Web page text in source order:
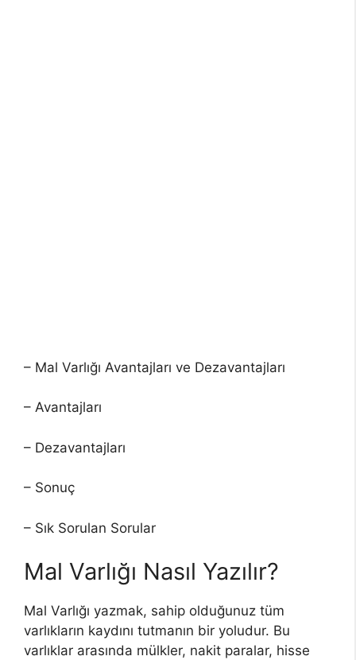
– Mal Varlığı Avantajları ve Dezavantajları
– Avantajları
– Dezavantajları
– Sonuç
– Sık Sorulan Sorular
Mal Varlığı Nasıl Yazılır?
Mal Varlığı yazmak, sahip olduğunuz tüm
varlıkların kaydını tutmanın bir yoludur. Bu
varlıklar arasında mülkler, nakit paralar, hisse